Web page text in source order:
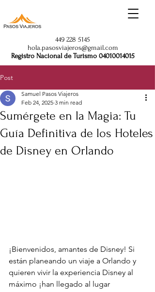
449 228 5145
hola.pasosviajeros@gmail.com
Registro Nacional de Turismo 04010014015
Post
Sumérgete en la Magia: Tu
Guía Definitiva de los Hoteles
de Disney en Orlando
Samuel Pasos Viajeros
Feb 24, 2025 3 min read
¡Bienvenidos, amantes de Disney! Si
están planeando un viaje a Orlando y
quieren vivir la experiencia Disney al
máximo ¡han llegado al lugar